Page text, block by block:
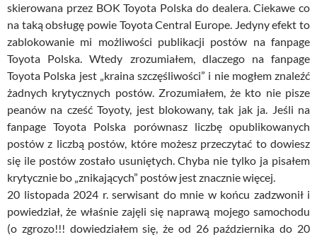
skierowana przez BOK Toyota Polska do dealera. Ciekawe co
na taką obsługę powie Toyota Central Europe. Jedyny efekt to
zablokowanie mi możliwości publikacji postów na fanpage
Toyota Polska. Wtedy zrozumiałem, dlaczego na fanpage
Toyota Polska jest „kraina szczęśliwości” i nie mogłem znaleźć
żadnych krytycznych postów. Zrozumiałem, że kto nie pisze
peanów na cześć Toyoty, jest blokowany, tak jak ja. Jeśli na
fanpage Toyota Polska porównasz liczbę opublikowanych
postów z liczbą postów, które możesz przeczytać to dowiesz
się ile postów zostało usuniętych. Chyba nie tylko ja pisałem
krytycznie bo „znikających” postów jest znacznie więcej.
20 listopada 2024 r. serwisant do mnie w końcu zadzwonił i
powiedział, że właśnie zajęli się naprawą mojego samochodu
(o zgrozo!!! dowiedziałem się, że od 26 października do 20